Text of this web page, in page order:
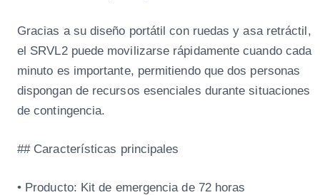
Gracias a su diseño portátil con ruedas y asa retráctil,
el SRVL2 puede movilizarse rápidamente cuando cada
minuto es importante, permitiendo que dos personas
dispongan de recursos esenciales durante situaciones
de contingencia.
## Características principales
• Producto: Kit de emergencia de 72 horas